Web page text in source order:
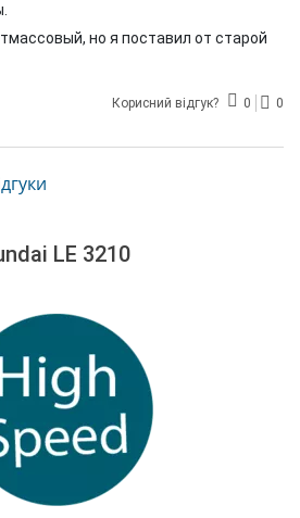
но я поставил от старой
Корисний відгук? 0 0
LE 3210